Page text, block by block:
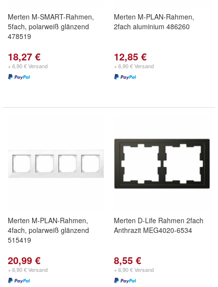
Merten M-SMART-Rahmen,
5fach, polarweiß glänzend
478519
18,27 €
+ 6,90 € Versand
Merten M-PLAN-Rahmen,
2fach aluminium 486260
12,85 €
+ 6,90 € Versand
Merten M-PLAN-Rahmen,
4fach, polarweiß glänzend
515419
20,99 €
+ 6,90 € Versand
Merten D-Life Rahmen 2fach
Anthrazit MEG4020-6534
8,55 €
+ 6,90 € Versand